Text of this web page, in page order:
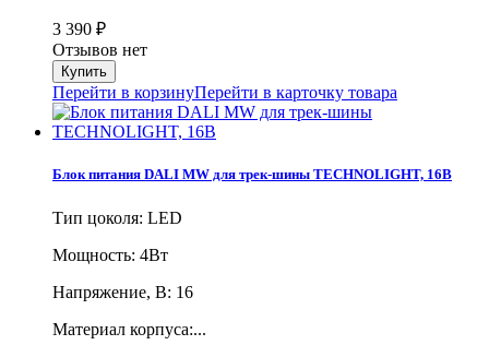
3 390 ₽
Отзывов нет
Перейти в корзинуПерейти в карточку товара
Блок питания DALI MW для трек-шины TECHNOLIGHT, 16В
Тип цоколя: LED
Мощность: 4Вт
Напряжение, В: 16
Материал корпуса:...